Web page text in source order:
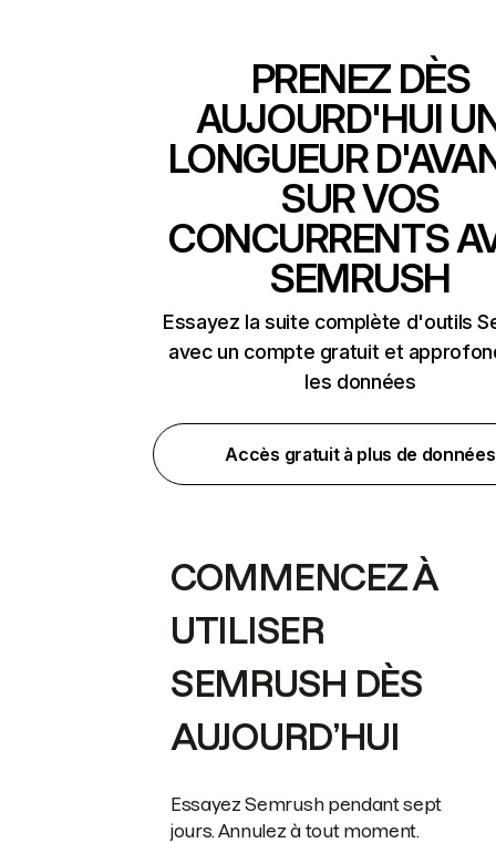
PRENEZ DÈS
AUJOURD'HUI
LONGUEUR
SUR VOS
CONCURRENTS
SEMRUSH
Essayez la suite complète d'outils
avec un compte gratuit et
les données
Accès gratuit à plus de données
COMMENCEZ À
UTILISER
SEMRUSH DÈS
AUJOURD’HUI
Essayez Semrush pendant sept
jours. Annulez à tout moment.